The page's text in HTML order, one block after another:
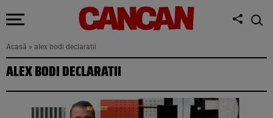
Acasă » alex bodi declaratii
ALEX BODI DECLARATII